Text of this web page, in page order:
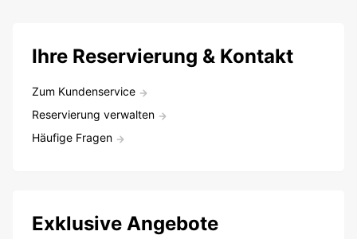
Ihre Reservierung & Kontakt
Zum Kundenservice
Reservierung verwalten
Häufige Fragen
Exklusive Angebote